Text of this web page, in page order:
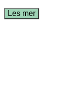
Les mer